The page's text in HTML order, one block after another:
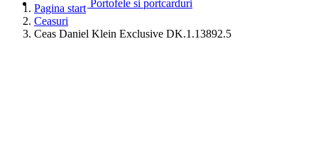
Portofele si portcarduri
Pagina start
Ceasuri
Ceas Daniel Klein Exclusive DK.1.13892.5